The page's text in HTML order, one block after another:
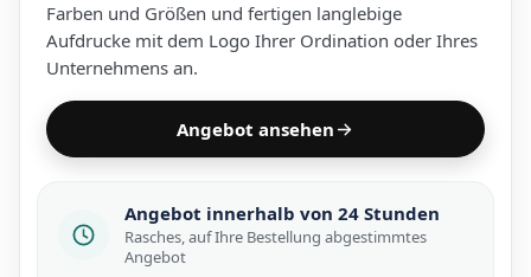
Farben und Größen und fertigen langlebige
Aufdrucke mit dem Logo Ihrer Ordination oder Ihres
Unternehmens an.
Angebot ansehen
Angebot innerhalb von 24 Stunden
Rasches, auf Ihre Bestellung abgestimmtes
Angebot